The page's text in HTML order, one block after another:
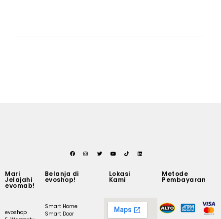
Mari
Jelajahi
evomab!
evoshop
Belanja di
evoshop!
Smart Home
Smart Door
Lokasi
Kami
Metode
Pembayaran